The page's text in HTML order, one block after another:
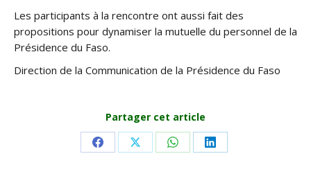
Les participants à la rencontre ont aussi fait des
propositions pour dynamiser la mutuelle du personnel de la
Présidence du Faso.
Direction de la Communication de la Présidence du Faso
Partager cet article
Share Share Share Share